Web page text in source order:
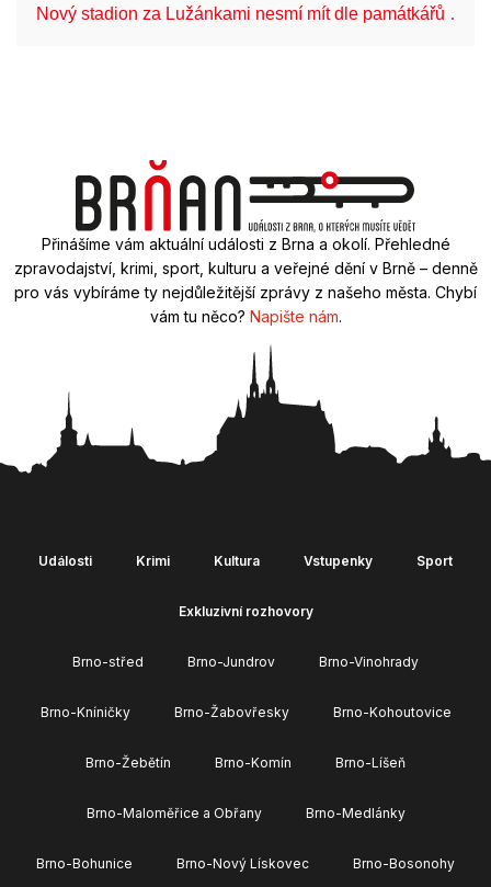
Nový stadion za Lužánkami nesmí mít dle památkářů …
Přinášíme vám aktuální události z Brna a okolí. Přehledné
zpravodajství, krimi, sport, kulturu a veřejné dění v Brně – denně
pro vás vybíráme ty nejdůležitější zprávy z našeho města. Chybí
vám tu něco? Napište nám.
Události Krimi Kultura Vstupenky Sport
Exkluzivní rozhovory
Brno-střed Brno-Jundrov Brno-Vinohrady
Brno-Kníničky Brno-Žabovřesky Brno-Kohoutovice
Brno-Žebětín Brno-Komín Brno-Líšeň
Brno-Maloměřice a Obřany Brno-Medlánky
Brno-Bohunice Brno-Nový Lískovec Brno-Bosonohy